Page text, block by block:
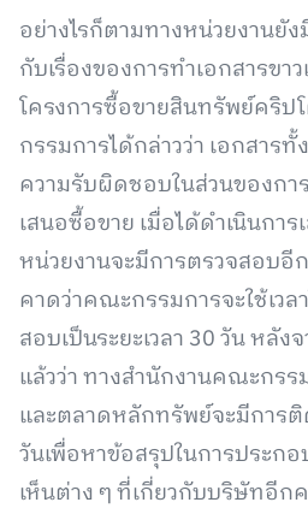
อย่างไรก็ตามทางหน่วยงานยั
กับเรื่องของการทำเอกสารขา
โครงการซื้อขายสินทรัพย์คริป
กรรมการได้กล่าวว่า เอกสา
ความรับผิดชอบในส่วนของกา
เสนอซื้อขาย เมื่อได้ดำเนินการ
หน่วยงานจะมีการตรวจสอบอี
คาดว่าคณะกรรมการจะใช้เว
สอบเป็นระยะเวลา 30 วัน หลั
แล้วว่า ทางสำนักงานคณะกร
และตลาดหลักทรัพย์จะมีการ
วันเพื่อหาข้อสรุปในการประก
เห็นต่าง ๆ ที่เกี่ยวกับบริษัทอีก